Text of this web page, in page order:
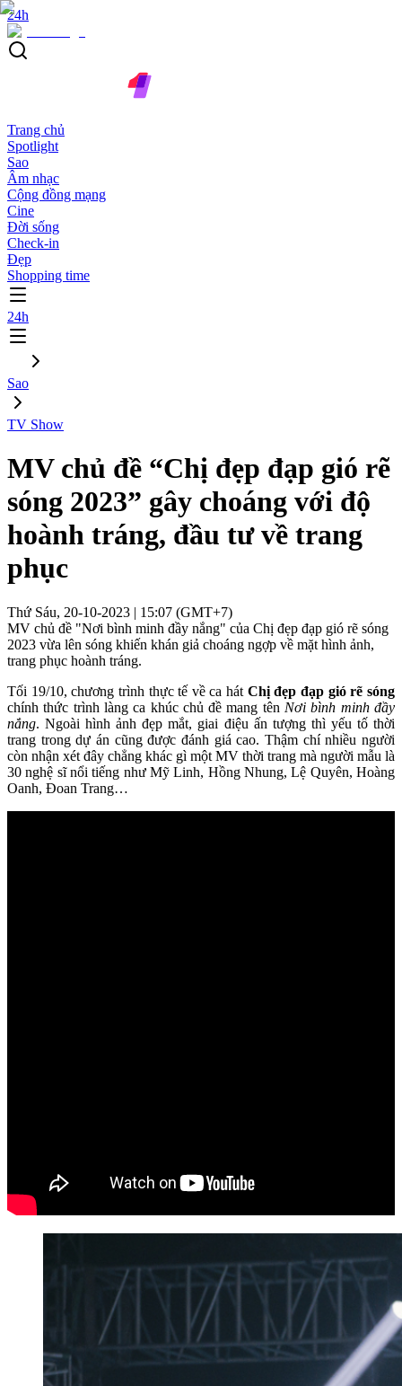
24h
Trang chủ
Spotlight
Sao
Âm nhạc
Cộng đồng mạng
Cine
Đời sống
Check-in
Đẹp
Shopping time
24h
Sao
TV Show
MV chủ đề “Chị đẹp đạp gió rẽ
sóng 2023” gây choáng với độ
hoành tráng, đầu tư về trang
phục
Thứ Sáu, 20-10-2023 | 15:07 (GMT+7)
MV chủ đề "Nơi bình minh đầy nắng" của Chị đẹp đạp gió rẽ sóng
2023 vừa lên sóng khiến khán giả choáng ngợp về mặt hình ảnh,
trang phục hoành tráng.
Tối 19/10, chương trình thực tế về ca hát Chị đẹp đạp gió rẽ sóng
chính thức trình làng ca khúc chủ đề mang tên Nơi bình minh đầy
nắng. Ngoài hình ảnh đẹp mắt, giai điệu ấn tượng thì yếu tố thời
trang trong dự án cũng được đánh giá cao. Thậm chí nhiều người
còn nhận xét đây chẳng khác gì một MV thời trang mà người mẫu là
30 nghệ sĩ nổi tiếng như Mỹ Linh, Hồng Nhung, Lệ Quyên, Hoàng
Oanh, Đoan Trang…